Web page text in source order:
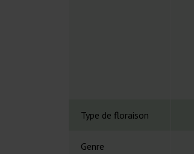
Type de floraison
Genre